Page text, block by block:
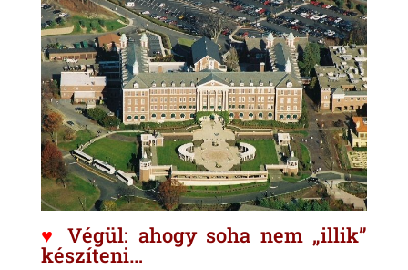
♥ Végül: ahogy soha nem „illik”
készíteni…